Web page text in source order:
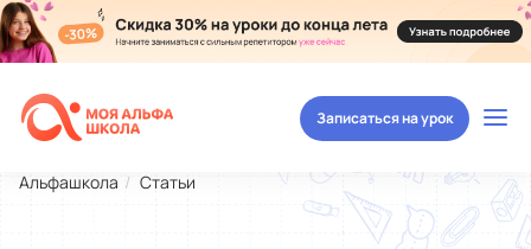
Записаться на урок
Альфашкола Статьи